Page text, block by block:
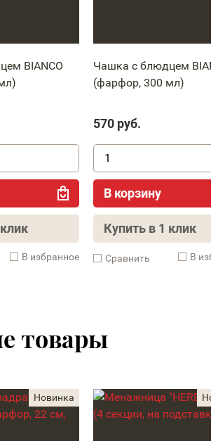
BIANCO
В избранное
Чашка с блюдцем
(фарфор, 300 мл)
570 руб.
В корзину
Купить в 1 клик
Cравнить В
товары